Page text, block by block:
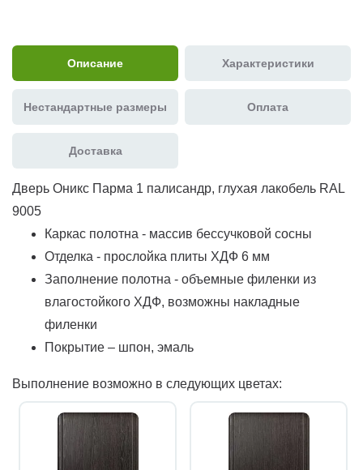
Описание Характеристики
Нестандартные размеры Оплата
Доставка
Дверь Оникс Парма 1 палисандр, глухая лакобель RAL
9005
Каркас полотна - массив бессучковой сосны
Отделка - прослойка плиты ХДФ 6 мм
Заполнение полотна - объемные филенки из
влагостойкого ХДФ, возможны накладные
филенки
Покрытие – шпон, эмаль
Выполнение возможно в следующих цветах: